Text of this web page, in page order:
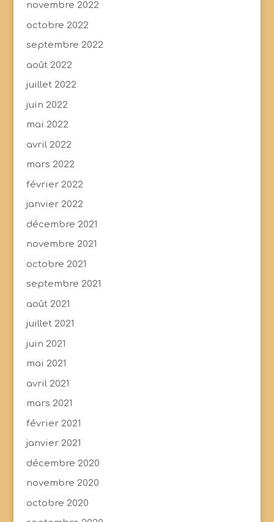
novembre 2022
octobre 2022
septembre 2022
août 2022
juillet 2022
juin 2022
mai 2022
avril 2022
mars 2022
février 2022
janvier 2022
décembre 2021
novembre 2021
octobre 2021
septembre 2021
août 2021
juillet 2021
juin 2021
mai 2021
avril 2021
mars 2021
février 2021
janvier 2021
décembre 2020
novembre 2020
octobre 2020